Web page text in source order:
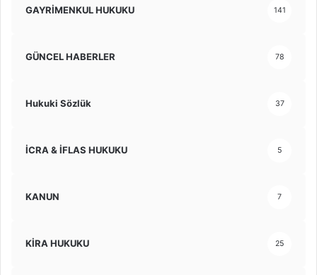
GAYRİMENKUL HUKUKU 141
GÜNCEL HABERLER 78
Hukuki Sözlük 37
İCRA & İFLAS HUKUKU 5
KANUN 7
KİRA HUKUKU 25